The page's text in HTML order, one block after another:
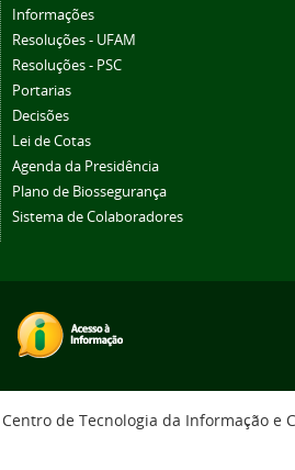
Informações
Resoluções - UFAM
Resoluções - PSC
Portarias
Decisões
Lei de Cotas
Agenda da Presidência
Plano de Biossegurança
Sistema de Colaboradores
Centro de Tecnologia da Informação e